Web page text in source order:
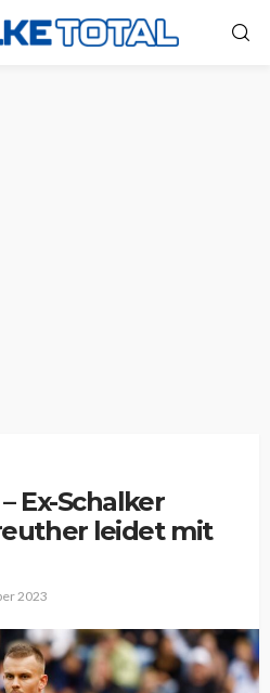
Ex-Schalker
leidet mit
2023